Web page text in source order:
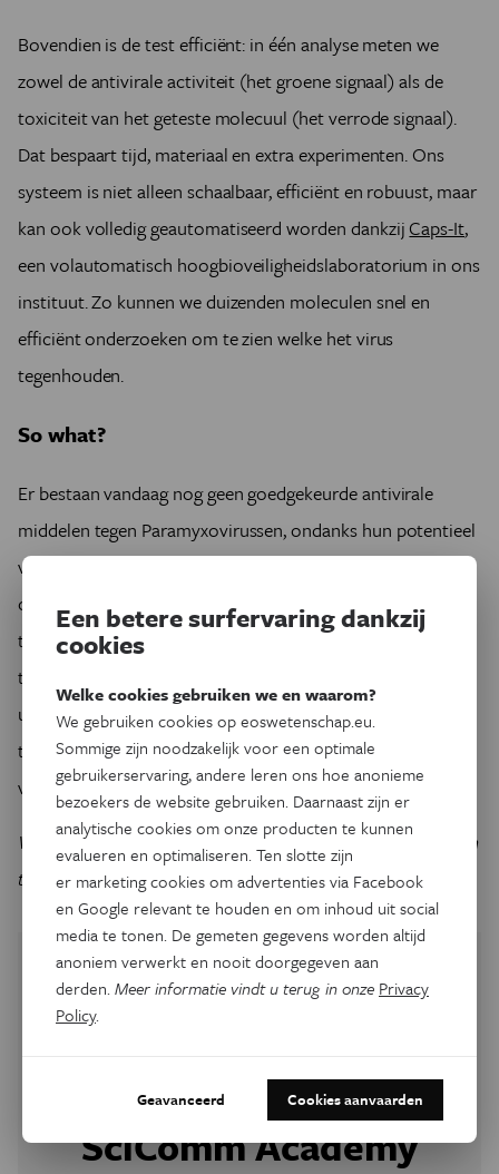
Bovendien is de test efficiënt: in één analyse meten we
zowel de antivirale activiteit (het groene signaal) als de
toxiciteit van het geteste molecuul (het verrode signaal).
Dat bespaart tijd, materiaal en extra experimenten. Ons
systeem is niet alleen schaalbaar, efficiënt en robuust, maar
kan ook volledig geautomatiseerd worden dankzij Caps-It,
een volautomatisch hoogbioveiligheidslaboratorium in ons
instituut. Zo kunnen we duizenden moleculen snel en
efficiënt onderzoeken om te zien welke het virus
tegenhouden.
So what?
Er bestaan vandaag nog geen goedgekeurde antivirale
middelen tegen Paramyxovirussen, ondanks hun potentieel
voor pandemieën. Onze split-GFP test maakt het mogelijk
om veel sneller en efficiënter potentiële antivirale middelen
te vinden. Dat versnelt de ontwikkeling van antivirale
therapieën en vergroot de kans op succes bij toekomstige
uitbraken. Zo zetten we een belangrijke stap richting een
toekomst waarin we beter voorbereid zijn op de pandemie
van morgen.
Wie had gedacht dat een kwal ons ooit zou helpen virussen
te bestrijden?
SciComm Academy
Een betere surfervaring dankzij
cookies
Welke cookies gebruiken we en waarom?
We gebruiken cookies op eoswetenschap.eu.
Sommige zijn noodzakelijk voor een optimale
gebruikerservaring, andere leren ons hoe anonieme
bezoekers de website gebruiken. Daarnaast zijn er
analytische cookies om onze producten te kunnen
evalueren en optimaliseren. Ten slotte zijn
er marketing cookies om advertenties via Facebook
en Google relevant te houden en om inhoud uit social
media te tonen. De gemeten gegevens worden altijd
anoniem verwerkt en nooit doorgegeven aan
derden.Meer informatie vindt u terug in onze Privacy
Policy.
Geavanceerd Cookies aanvaarden